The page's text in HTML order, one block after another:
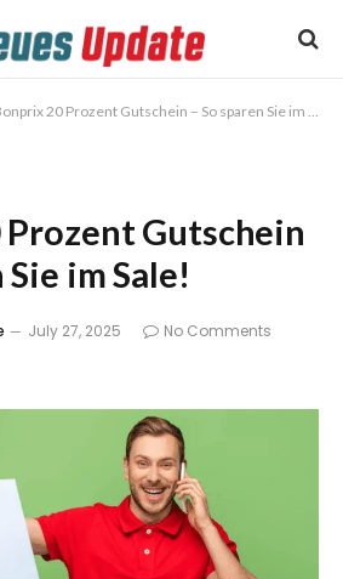
20 Prozent Gutschein – So sparen Sie im Sale!
Gutschein
Sie im Sale!
July 27, 2025
No Comments